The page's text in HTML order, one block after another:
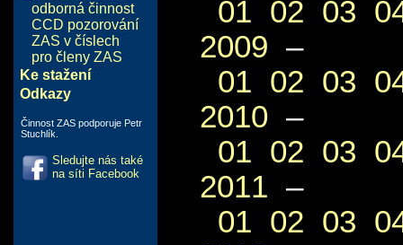
odborná činnost
CCD pozorování
ZAS v číslech
pro členy ZAS
Ke stažení
Odkazy
Činnost ZAS podporuje Petr
Stuchlík.
Sledujte nás také
na síti Facebook
01 02 03
2009 –
01 02 03
2010 –
01 02 03
2011 –
01 02 03